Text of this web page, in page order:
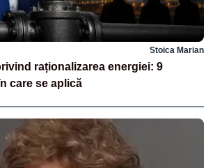
Stoica Marian
raționalizarea energiei: 9
care se aplică